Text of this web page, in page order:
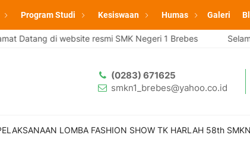
Program Studi Kesiswaan Humas Galeri
Datang di website resmi SMK Negeri 1 Brebes Selamat
(0283) 671625
smkn1_brebes@yahoo.co.id
LOMBA FASHION SHOW TK HARLAH 58th